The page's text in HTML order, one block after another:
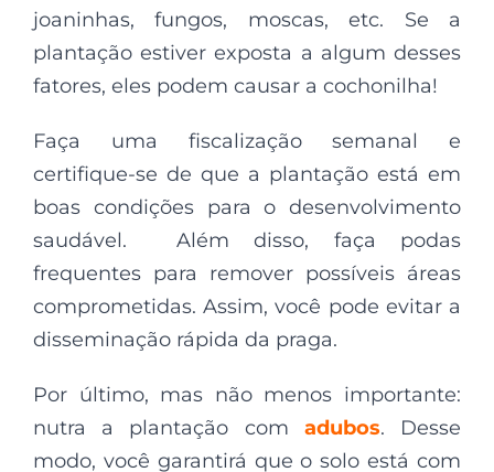
joaninhas, fungos, moscas, etc. Se a
plantação estiver exposta a algum desses
fatores, eles podem causar a cochonilha!
Faça uma fiscalização semanal e
certifique-se de que a plantação está em
boas condições para o desenvolvimento
saudável. Além disso, faça podas
frequentes para remover possíveis áreas
comprometidas. Assim, você pode evitar a
disseminação rápida da praga.
Por último, mas não menos importante:
nutra a plantação com adubos. Desse
modo, você garantirá que o solo está com